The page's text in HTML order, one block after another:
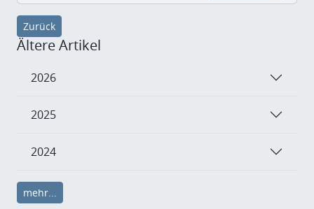
Zurück
Ältere Artikel
2026
2025
2024
mehr...